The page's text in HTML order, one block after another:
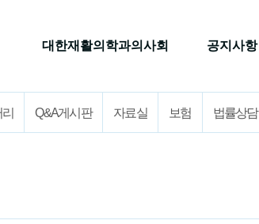
대한재활의학과의사회 공지사항
Q&A게시판 자료실 보험 법률상담